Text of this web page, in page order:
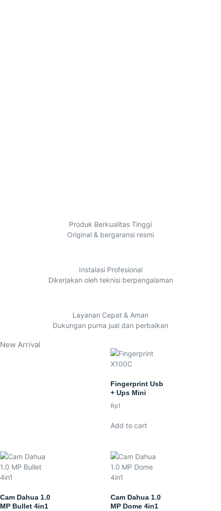
Produk Berkualitas Tinggi
Original & bergaransi resmi
Instalasi Profesional
Dikerjakan oleh teknisi berpengalaman
Layanan Cepat & Aman
Dukungan purna jual dan perbaikan
New Arrival
Fingerprint Usb
+ Ups Mini
Rp1
Add to cart
Cam Dahua 1.0
MP Bullet 4in1
Cam Dahua 1.0
MP Dome 4in1